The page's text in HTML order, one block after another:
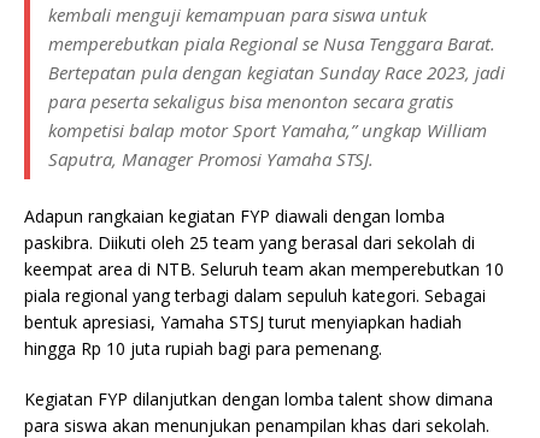
kembali menguji kemampuan para siswa untuk
memperebutkan piala Regional se Nusa Tenggara Barat.
Bertepatan pula dengan kegiatan Sunday Race 2023, jadi
para peserta sekaligus bisa menonton secara gratis
kompetisi balap motor Sport Yamaha,” ungkap William
Saputra, Manager Promosi Yamaha STSJ.
Adapun rangkaian kegiatan FYP diawali dengan lomba
paskibra. Diikuti oleh 25 team yang berasal dari sekolah di
keempat area di NTB. Seluruh team akan memperebutkan 10
piala regional yang terbagi dalam sepuluh kategori. Sebagai
bentuk apresiasi, Yamaha STSJ turut menyiapkan hadiah
hingga Rp 10 juta rupiah bagi para pemenang.
Kegiatan FYP dilanjutkan dengan lomba talent show dimana
para siswa akan menunjukan penampilan khas dari sekolah.